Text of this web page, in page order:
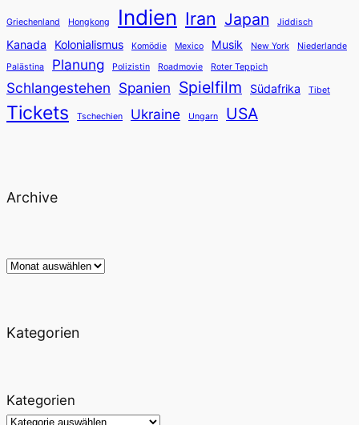
Griechenland Hongkong Indien Iran Japan Jiddisch
Kanada Kolonialismus Komödie Mexico Musik New York
Niederlande
Palästina
Planung Polizistin Roadmovie Roter Teppich
Schlangestehen Spanien Spielfilm Südafrika Tibet
Tickets Tschechien Ukraine Ungarn USA
Archive
Archiv
Kategorien
Kategorien